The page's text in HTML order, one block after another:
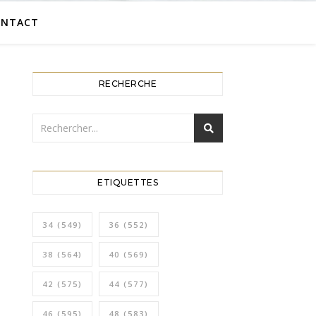
RECHERCHE
ETIQUETTES
34 (549) 36 (552)
38 (564) 40 (569)
42 (575) 44 (577)
46 (595) 48 (583)